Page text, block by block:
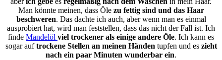
Man könnte meinen, dass Öle zu fettig sind und das Haar
beschweren. Das dachte ich auch, aber wenn man es einmal
ausprobiert hat, wird man feststellen, dass das nicht der Fall ist. Ich
finde Mandelöl viel trockener als einige andere Öle. Ich kann es
sogar auftrockene Stellen an meinen Händen tupfen und es zieht
nach ein paar Minuten wunderbar ein.